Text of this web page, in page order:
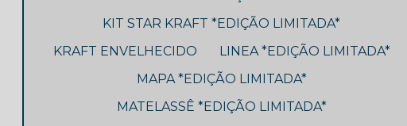
KIT STAR KRAFT *EDIÇÃO LIMITADA*
KRAFT ENVELHECIDO
LINEA *EDIÇÃO LIMITADA*
MAPA *EDIÇÃO LIMITADA*
MATELASSÊ *EDIÇÃO LIMITADA*